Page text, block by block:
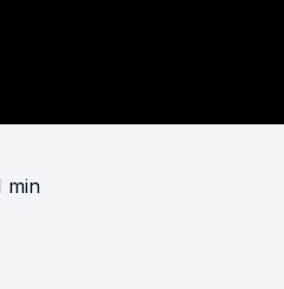
min